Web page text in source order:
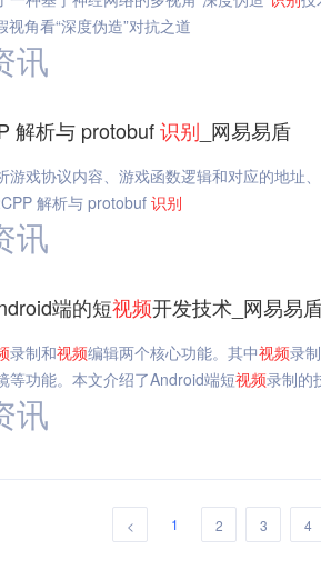
角看“深度伪造”对抗之道
讯
解析与 protobuf识别 _网易易盾
游戏协议内容、游戏函数逻辑和对应的地址
解析与 protobuf 识别
讯
端的短视频开发技术_网易易
录制和视频编辑两个核心功能。其中视频录
等功能。本文介绍了Android端短视频录制的
讯
< 1 2 3 4